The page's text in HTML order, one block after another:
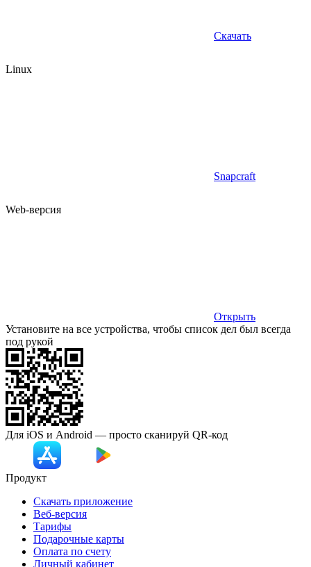
Скачать
Linux
Snapcraft
Web-версия
Открыть
Установите на все устройства, чтобы список дел был всегда
под рукой
Для iOS и Android — просто сканируй QR-код
Продукт
Скачать приложение
Веб-версия
Тарифы
Подарочные карты
Оплата по счету
Личный кабинет